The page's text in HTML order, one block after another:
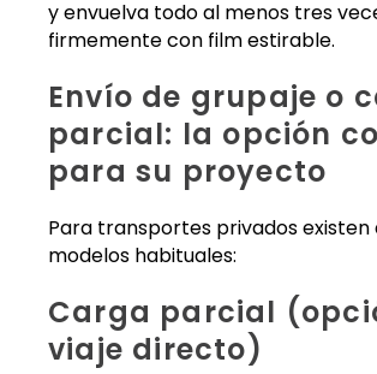
y envuelva todo al menos tres
firmemente con film estirable.
Envío de grupaje o
parcial: la opción
para su proyecto
Para transportes privados existen
modelos habituales:
Carga parcial
viaje directo)